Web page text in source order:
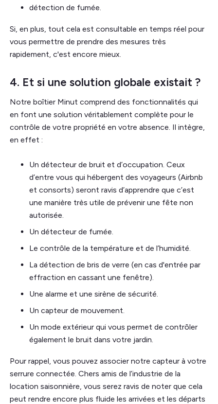
détection de fumée.
Si, en plus, tout cela est consultable en temps réel pour
vous permettre de prendre des mesures très
rapidement, c'est encore mieux.
4. Et si une solution globale existait ?
Notre boîtier Minut comprend des fonctionnalités qui
en font une solution véritablement complète pour le
contrôle de votre propriété en votre absence. Il intègre,
en effet :
Un détecteur de bruit et d’occupation. Ceux
d’entre vous qui hébergent des voyageurs (Airbnb
et consorts) seront ravis d’apprendre que c’est
une manière très utile de prévenir une fête non
autorisée.
Un détecteur de fumée.
Le contrôle de la température et de l’humidité.
La détection de bris de verre (en cas d'entrée par
effraction en cassant une fenêtre).
Une alarme et une sirène de sécurité.
Un capteur de mouvement.
Un mode extérieur qui vous permet de contrôler
également le bruit dans votre jardin.
Pour rappel, vous pouvez associer notre capteur à votre
serrure connectée. Chers amis de l’industrie de la
location saisonnière, vous serez ravis de noter que cela
peut rendre encore plus fluide les arrivées et les départs